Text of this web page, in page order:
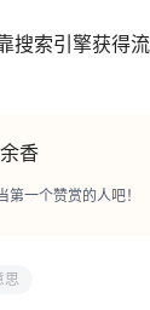
搜索引擎获得
香
一个赞赏的人吧！
思